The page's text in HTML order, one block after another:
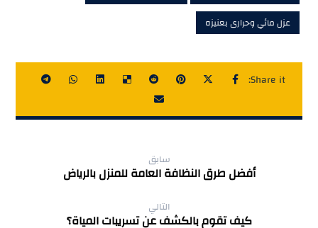
عزل مائي وحرارى بعنيزه
سابق
أفضل طرق النظافة العامة للمنزل بالرياض
التالي
كيف تقوم بالكشف عن تسريبات المياة؟